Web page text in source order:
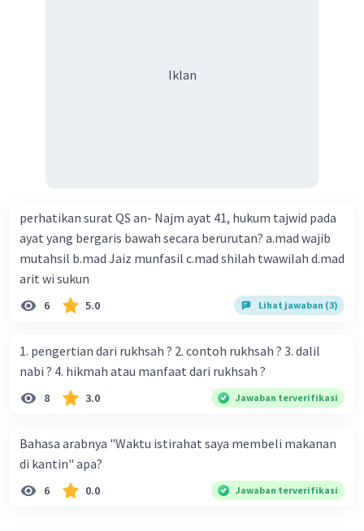
Iklan
perhatikan surat QS an- Najm ayat 41, hukum tajwid pada
ayat yang bergaris bawah secara berurutan? a.mad wajib
mutahsil b.mad Jaiz munfasil c.mad shilah twawilah d.mad
arit wi sukun
6 5.0 Lihat jawaban (3)
1. pengertian dari rukhsah ? 2. contoh rukhsah ? 3. dalil
nabi ? 4. hikmah atau manfaat dari rukhsah ?
8 3.0 Jawaban terverifikasi
Bahasa arabnya "Waktu istirahat saya membeli makanan
di kantin" apa?
6 0.0 Jawaban terverifikasi